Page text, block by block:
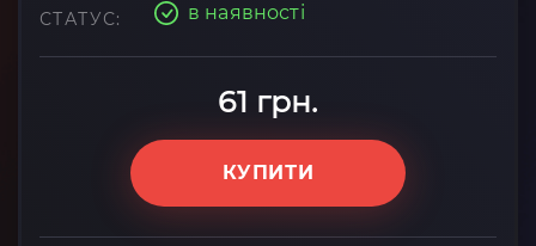
СТАТУС:
в наявності
61 грн.
КУПИТИ